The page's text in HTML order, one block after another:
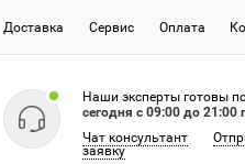
Доставка Сервис Оплата
Наши эксперты готовы
сегодня c 09:00 до
Чат консультант
заявку